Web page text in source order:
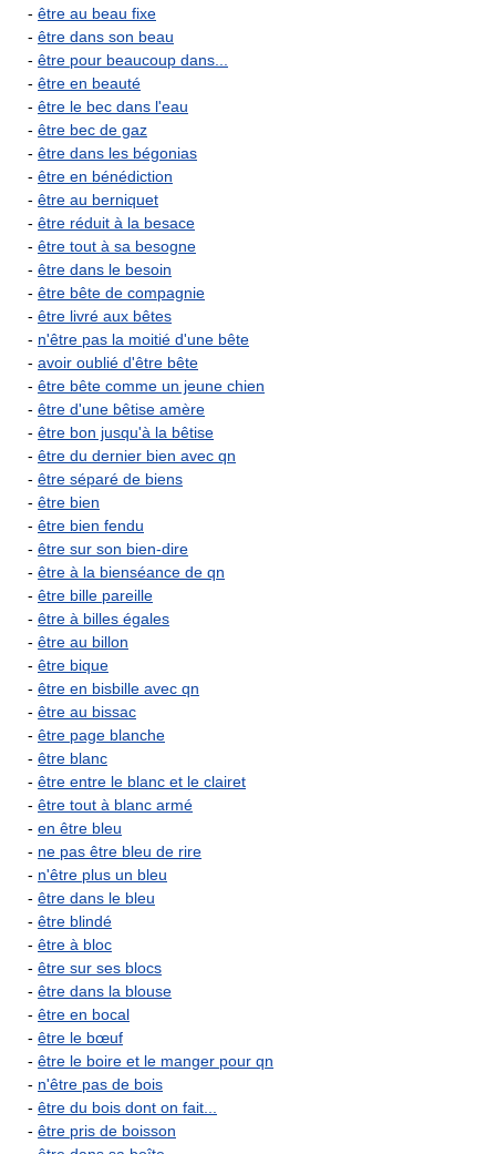
- être au beau fixe
- être dans son beau
- être pour beaucoup dans...
- être en beauté
- être le bec dans l'eau
- être bec de gaz
- être dans les bégonias
- être en bénédiction
- être au berniquet
- être réduit à la besace
- être tout à sa besogne
- être dans le besoin
- être bête de compagnie
- être livré aux bêtes
- n'être pas la moitié d'une bête
- avoir oublié d'être bête
- être bête comme un jeune chien
- être d'une bêtise amère
- être bon jusqu'à la bêtise
- être du dernier bien avec qn
- être séparé de biens
- être bien
- être bien fendu
- être sur son bien-dire
- être à la bienséance de qn
- être bille pareille
- être à billes égales
- être au billon
- être bique
- être en bisbille avec qn
- être au bissac
- être page blanche
- être blanc
- être entre le blanc et le clairet
- être tout à blanc armé
- en être bleu
- ne pas être bleu de rire
- n'être plus un bleu
- être dans le bleu
- être blindé
- être à bloc
- être sur ses blocs
- être dans la blouse
- être en bocal
- être le bœuf
- être le boire et le manger pour qn
- n'être pas de bois
- être du bois dont on fait...
- être pris de boisson